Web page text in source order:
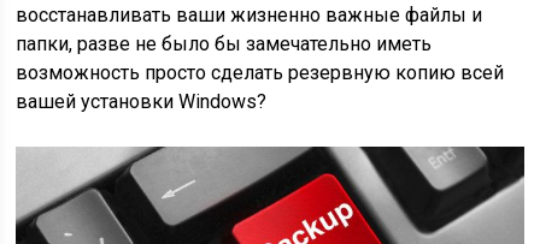
восстанавливать ваши жизненно важные файлы и
папки, разве не было бы замечательно иметь
возможность просто сделать резервную копию всей
вашей установки Windows?